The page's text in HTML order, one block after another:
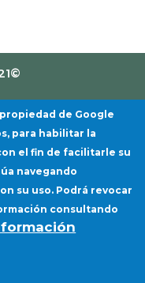
Aviso Legal Política de cookies
de Google
para habilitar la
el fin de facilitarle su
navegando
su uso. Podrá revocar
consultando